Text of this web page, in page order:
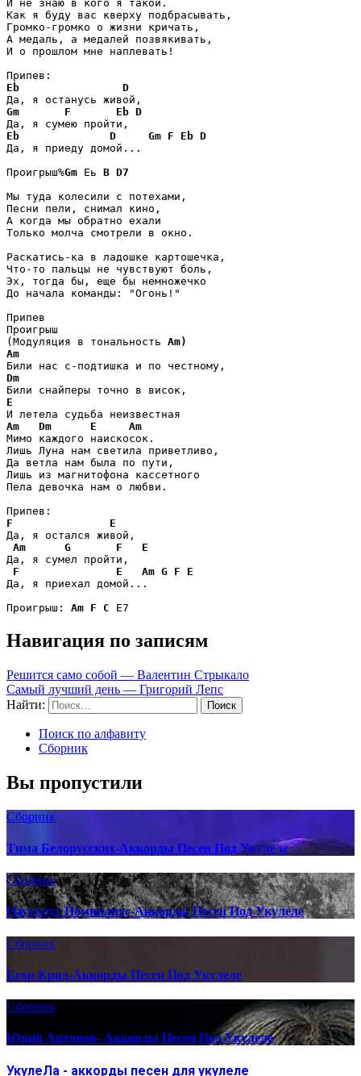
И не знаю в кого я такой.
Как я буду вас кверху подбрасывать,
Громко-громко о жизни кричать,
А медаль, а медалей позвякивать,
И о прошлом мне наплевать!
Eb
D
Gm
F Eb D
Eb
D Gm F Eb D
Да, я приеду домой...
Проигрыш%Gm Eь B D7
Мы туда колесили с потехами,
Песни пели, снимал кино,
А когда мы обратно ехали
Только молча смотрели в окно.
Раскатись-ка в ладошке картошечка,
Что-то пальцы не чувствуют боль,
Эх, тогда бы, еще бы немножечко
До начала команды: "Огонь!"
Припев
Проигрыш
(Модуляция в тональность Am)
Am
Dm
E
Am
Dm E
Am
Мимо каждого наискосок.
Лишь Луна нам светила приветливо,
Да ветла нам была по пути,
Лишь из магнитофона кассетного
Пела девочка нам о любви.
F
E
Да, я остался живой,
Am
G F
E
Да, я сумел пройти,
F
E Am G F
E
Да, я приехал домой...
Проигрыш: Am F C E7
Навигация по записям
Решится само собой — Валентин Стрыкало
Самый лучший день — Григорий Лепс
Найти:
Поиск по алфавиту
Сборник
Вы пропустили
Сборник
Тима Белорусских-Аккорды Песен Под Укулеле
Сборник
Наутилус Помпилиус-Аккорды Песен Под Укулеле
Сборник
Егор Крид-Аккорды Песен Под Укулеле
Сборник
Юрий Антонов- Аккорды Песен Под Укулеле
УкулеЛа - аккорды песен для укулеле